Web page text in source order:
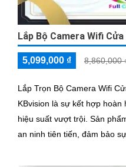
Lắp Bộ Camera Wifi
5,099,000 ₫ 8,860,000
Lắp Trọn Bộ Camera Wifi
KBvision là sự kết hợp hoàn
hiệu suất vượt trội. Sản phẩm này tích hợp nhiều công nghệ
an ninh tiên tiến, đảm bảo